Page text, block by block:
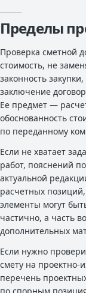
Пределы
Проверка сметной
стоимость, не
законность
заключение
Ее предмет —
обоснованность
по переданному
Если не хватает
работ, пояснений
актуальной
расчетных
элементы могут
частично, а часть
дополнительных
Если нужно
смету на проектно-
перечень